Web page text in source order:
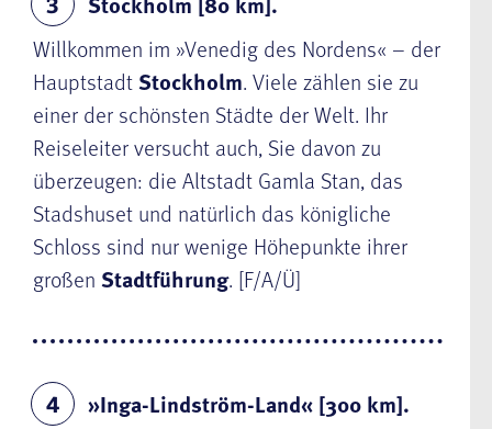
Willkommen im »Venedig des Nordens« – der
HauptstadtStockholm. Viele zählen sie zu
einer der schönsten Städte der Welt. Ihr
Reiseleiter versucht auch, Sie davon zu
überzeugen: die Altstadt Gamla Stan, das
Stadshuset und natürlich das königliche
Schloss sind nur wenige Höhepunkte ihrer
großen Stadtführung. [F/A/Ü]
4 »Inga-Lindström-Land« [300 km].